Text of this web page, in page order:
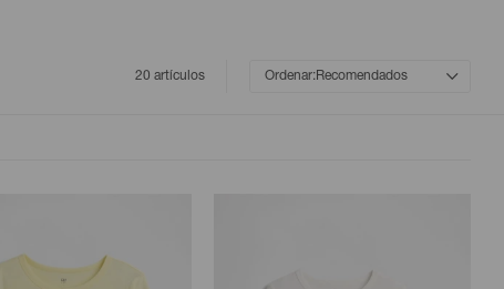
20 artículos Recomendados